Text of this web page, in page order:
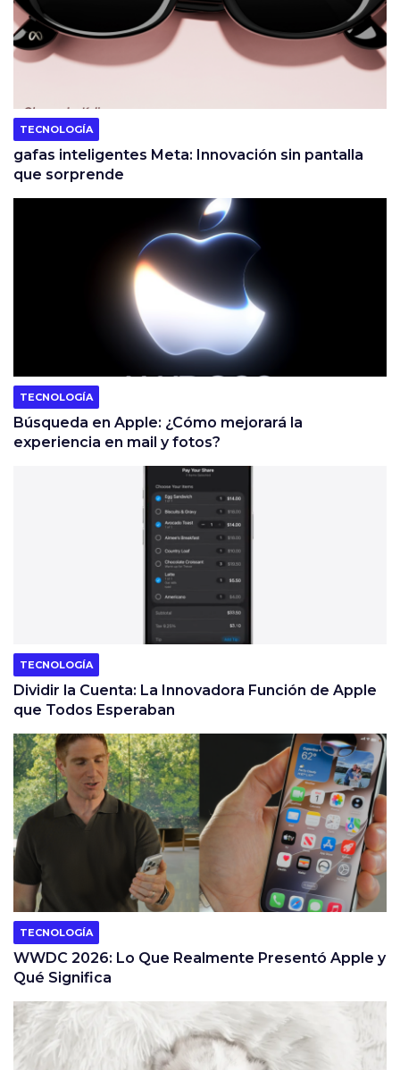
TECNOLOGÍA
gafas inteligentes Meta: Innovación sin pantalla
que sorprende
TECNOLOGÍA
Búsqueda en Apple: ¿Cómo mejorará la
experiencia en mail y fotos?
TECNOLOGÍA
Dividir la Cuenta: La Innovadora Función de Apple
que Todos Esperaban
TECNOLOGÍA
WWDC 2026: Lo Que Realmente Presentó Apple y
Qué Significa